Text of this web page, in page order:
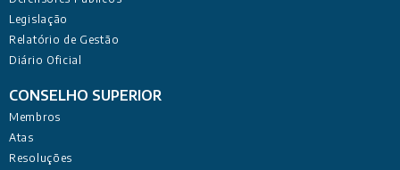
Legislação
Relatório de Gestão
Diário Oficial
CONSELHO SUPERIOR
Membros
Atas
Resoluções